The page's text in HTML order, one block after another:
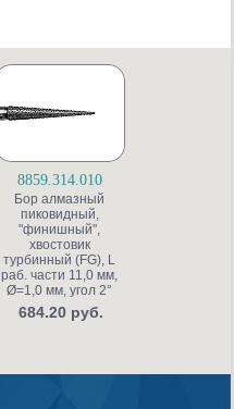
8859.314.010
Бор алмазный
пиковидный,
"финишный",
хвостовик
турбинный (FG), L
раб. части 11,0 мм,
Ø=1,0 мм, угол 2°
684.20 руб.